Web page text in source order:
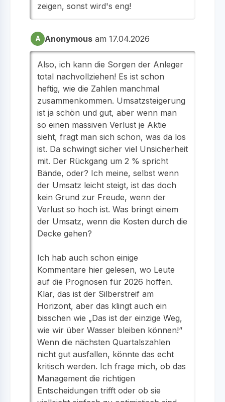
zeigen, sonst wird's eng!
A Anonymous am 17.04.2026
Also, ich kann die Sorgen der Anleger
total nachvollziehen! Es ist schon
heftig, wie die Zahlen manchmal
zusammenkommen. Umsatzsteigerung
ist ja schön und gut, aber wenn man
so einen massiven Verlust je Aktie
sieht, fragt man sich schon, was da los
ist. Da schwingt sicher viel Unsicherheit
mit. Der Rückgang um 2 % spricht
Bände, oder? Ich meine, selbst wenn
der Umsatz leicht steigt, ist das doch
kein Grund zur Freude, wenn der
Verlust so hoch ist. Was bringt einem
der Umsatz, wenn die Kosten durch die
Decke gehen?
Ich hab auch schon einige
Kommentare hier gelesen, wo Leute
auf die Prognosen für 2026 hoffen.
Klar, das ist der Silberstreif am
Horizont, aber das klingt auch ein
bisschen wie „Das ist der einzige Weg,
wie wir über Wasser bleiben können!“
Wenn die nächsten Quartalszahlen
nicht gut ausfallen, könnte das echt
kritisch werden. Ich frage mich, ob das
Management die richtigen
Entscheidungen trifft oder ob sie